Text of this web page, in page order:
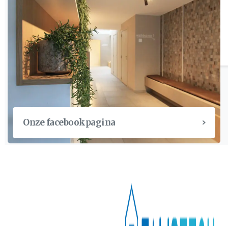
Aligners – orthodontie
Onze facebookpagina